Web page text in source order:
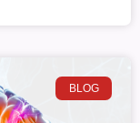
BLOG